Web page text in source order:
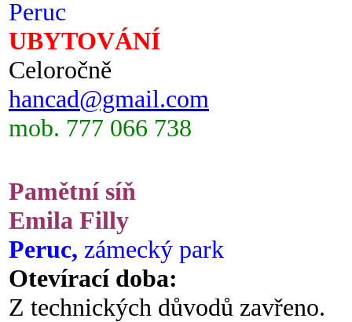
Peruc
UBYTOVÁNÍ
Celoročně
hancad@gmail.com
mob. 777 066 738
Pamětní síň
Emila Filly
Peruc, zámecký park
Otevírací doba:
Z technických důvodů zavřeno.